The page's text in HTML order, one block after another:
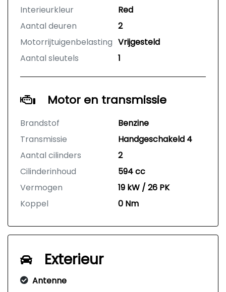
Interieurkleur
Red
Aantal deuren
2
Motorrijtuigenbelasting Vrijgesteld
Aantal sleutels
1
Motor en transmissie
Brandstof
Benzine
Transmissie
Handgeschakeld 4
Aantal cilinders
2
Cilinderinhoud
594 cc
Vermogen
19 kW / 26 PK
Koppel
0 Nm
Exterieur
Antenne